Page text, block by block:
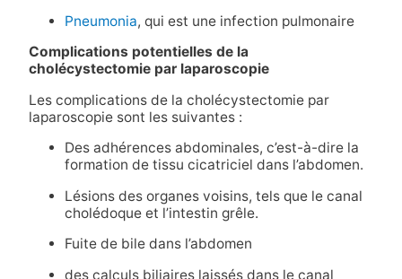
Pneumonia, qui est une infection pulmonaire
Complications potentielles de la
cholécystectomie par laparoscopie
Les complications de la cholécystectomie par
laparoscopie sont les suivantes :
Des adhérences abdominales, c’est-à-dire la
formation de tissu cicatriciel dans l’abdomen.
Lésions des organes voisins, tels que le canal
cholédoque et l’intestin grêle.
Fuite de bile dans l’abdomen
des calculs biliaires laissés dans le canal